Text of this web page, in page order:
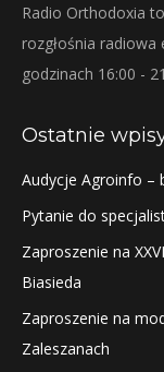
Radio Orthodoxia
rozgłośnia
godzinach 16:00 -
Ostatnie
Audycje Agroinfo –
Pytanie do
Zaproszenie na
Biasieda
Zaproszenie na
Zaleszanach